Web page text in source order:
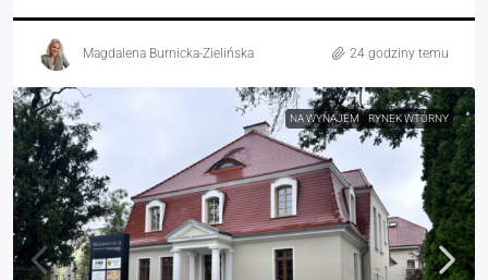
Magdalena Burnicka-Zielińska 24 godziny temu
NA WYNAJEM RYNEK WTÓRNY